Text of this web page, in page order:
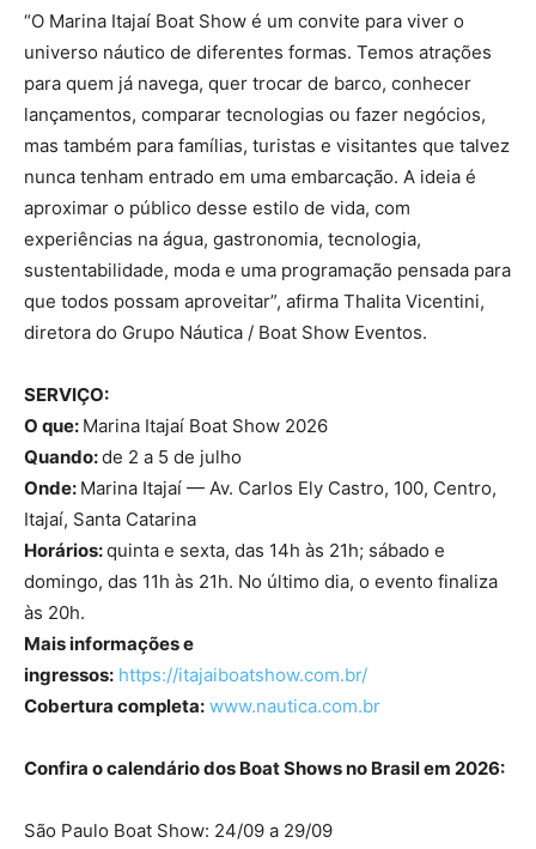
“O Marina Itajaí Boat Show é um convite para viver o
universo náutico de diferentes formas. Temos atrações
para quem já navega, quer trocar de barco, conhecer
lançamentos, comparar tecnologias ou fazer negócios,
mas também para famílias, turistas e visitantes que talvez
nunca tenham entrado em uma embarcação. A ideia é
aproximar o público desse estilo de vida, com
experiências na água, gastronomia, tecnologia,
sustentabilidade, moda e uma programação pensada para
que todos possam aproveitar”, afirma Thalita Vicentini,
diretora do Grupo Náutica / Boat Show Eventos.
SERVIÇO:
O que: Marina Itajaí Boat Show 2026
Quando:de 2 a 5 de julho
Onde: Marina Itajaí — Av. Carlos Ely Castro, 100, Centro,
Itajaí, Santa Catarina
Horários:quinta e sexta, das 14h às 21h; sábado e
domingo, das 11h às 21h. No último dia, o evento finaliza
às 20h.
Mais informações e
ingressos: https://itajaiboatshow.com.br/
Cobertura completa: www.nautica.com.br
Confira o calendário dos Boat Shows no Brasil em 2026:
São Paulo Boat Show: 24/09 a 29/09